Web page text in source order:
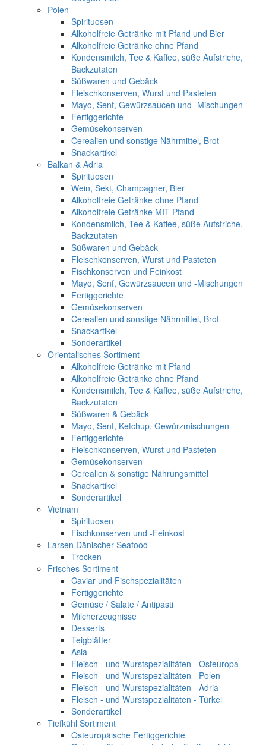
Polen
Spirituosen
Alkoholfreie Getränke mit Pfand und Bier
Alkoholfreie Getränke ohne Pfand
Kondensmilch, Tee & Kaffee, süße Aufstriche,
Backzutaten
Süßwaren und Gebäck
Fleischkonserven, Wurst und Pasteten
Mayo, Senf, Gewürzsaucen und -Mischungen
Fertiggerichte
Gemüsekonserven
Cerealien und sonstige Nährmittel, Brot
Snackartikel
Balkan & Adria
Spirituosen
Wein, Sekt, Champagner, Bier
Alkoholfreie Getränke ohne Pfand
Alkoholfreie Getränke MIT Pfand
Kondensmilch, Tee & Kaffee, süße Aufstriche,
Backzutaten
Süßwaren und Gebäck
Fleischkonserven, Wurst und Pasteten
Fischkonserven und Feinkost
Mayo, Senf, Gewürzsaucen und -Mischungen
Fertiggerichte
Gemüsekonserven
Cerealien und sonstige Nährmittel, Brot
Snackartikel
Sonderartikel
Orientalisches Sortiment
Alkoholfreie Getränke mit Pfand
Alkoholfreie Getränke ohne Pfand
Kondensmilch, Tee & Kaffee, süße Aufstriche,
Backzutaten
Süßwaren & Gebäck
Mayo, Senf, Ketchup, Gewürzmischungen
Fertiggerichte
Fleischkonserven, Wurst und Pasteten
Gemüsekonserven
Cerealien & sonstige Nährungsmittel
Snackartikel
Sonderartikel
Vietnam
Spirituosen
Fischkonserven und -Feinkost
Larsen Dänischer Seafood
Trocken
Frisches Sortiment
Caviar und Fischspezialitäten
Fertiggerichte
Gemüse / Salate / Antipasti
Milcherzeugnisse
Desserts
Teigblätter
Asia
Fleisch - und Wurstspezialitäten - Osteuropa
Fleisch - und Wurstspezialitäten - Polen
Fleisch - und Wurstspezialitäten - Adria
Fleisch - und Wurstspezialitäten - Türkei
Sonderartikel
Tiefkühl Sortiment
Osteuropäische Fertiggerichte